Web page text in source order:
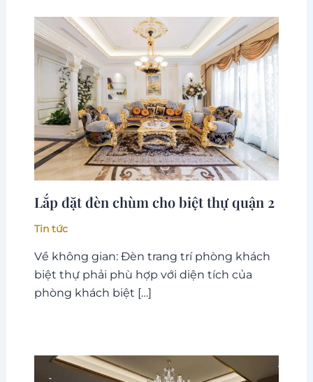
Lắp đặt đèn chùm cho biệt thự quận 2
Tin tức
Về không gian: Đèn trang trí phòng khách
biệt thự phải phù hợp với diện tích của
phòng khách biệt […]